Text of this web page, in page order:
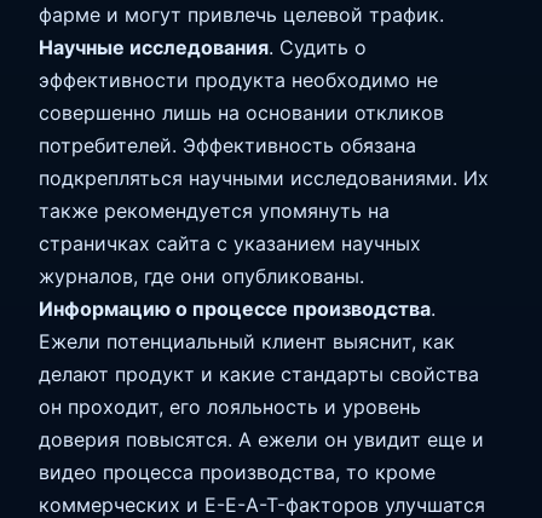
фарме и могут привлечь целевой трафик.
Научные исследования. Судить о
эффективности продукта необходимо не
совершенно лишь на основании откликов
потребителей. Эффективность обязана
подкрепляться научными исследованиями. Их
также рекомендуется упомянуть на
страничках сайта с указанием научных
журналов, где они опубликованы.
Информацию о процессе производства.
Ежели потенциальный клиент выяснит, как
делают продукт и какие стандарты свойства
он проходит, его лояльность и уровень
доверия повысятся. А ежели он увидит еще и
видео процесса производства, то кроме
коммерческих и E-E-A-T-факторов улучшатся